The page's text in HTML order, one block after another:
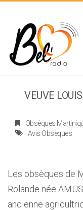
VEUVE
Obsèques
Avis Obsèques
Les obsèques de
Rolande née
ancienne